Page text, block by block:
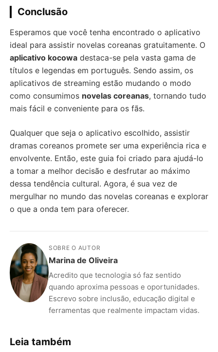
Conclusão
Esperamos que você tenha encontrado o aplicativo
ideal para assistir novelas coreanas gratuitamente. O
aplicativo kocowa destaca-se pela vasta gama de
títulos e legendas em português. Sendo assim, os
aplicativos de streaming estão mudando o modo
como consumimos novelas coreanas, tornando tudo
mais fácil e conveniente para os fãs.
Qualquer que seja o aplicativo escolhido, assistir
dramas coreanos promete ser uma experiência rica e
envolvente. Então, este guia foi criado para ajudá-lo
a tomar a melhor decisão e desfrutar ao máximo
dessa tendência cultural. Agora, é sua vez de
mergulhar no mundo das novelas coreanas e explorar
o que a onda tem para oferecer.
SOBRE O AUTOR
Marina de Oliveira
Acredito que tecnologia só faz sentido
quando aproxima pessoas e oportunidades.
Escrevo sobre inclusão, educação digital e
ferramentas que realmente impactam vidas.
Leia também